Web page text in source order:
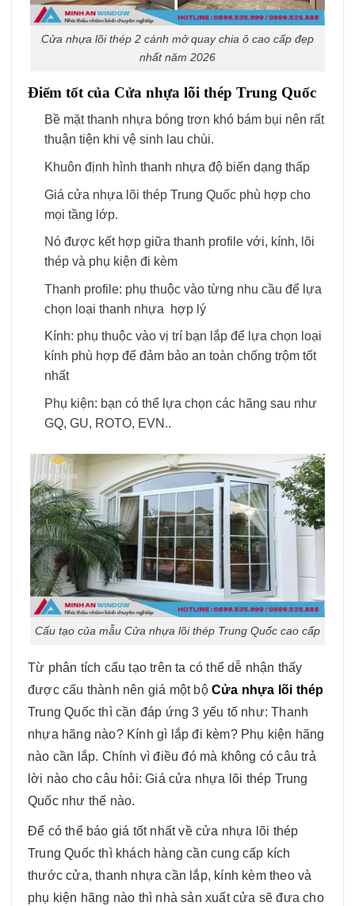
Cửa nhựa lõi thép 2 cánh mở quay chia ô cao cấp đẹp
nhất năm 2026
Điểm tốt của Cửa nhựa lõi thép Trung Quốc
Bề mặt thanh nhựa bóng trơn khó bám bụi nên rất
thuận tiện khi vệ sinh lau chùi.
Khuôn định hình thanh nhựa độ biến dạng thấp
Giá cửa nhựa lõi thép Trung Quốc phù hợp cho
mọi tầng lớp.
Nó được kết hợp giữa thanh profile với, kính, lõi
thép và phụ kiện đi kèm
Thanh profile: phụ thuộc vào từng nhu cầu để lựa
chọn loại thanh nhựa hợp lý
Kính: phụ thuộc vào vị trí bạn lắp để lựa chọn loại
kính phù hợp để đảm bảo an toàn chống trộm tốt
nhất
Phụ kiện: bạn có thể lựa chọn các hãng sau như
GQ, GU, ROTO, EVN..
Cấu tạo của mẫu Cửa nhựa lõi thép Trung Quốc cao cấp
Từ phân tích cấu tạo trên ta có thể dễ nhận thấy
được cấu thành nên giá một bộ Cửa nhựa lõi thép
Trung Quốc thì cần đáp ứng 3 yếu tố như: Thanh
nhựa hãng nào? Kính gì lắp đi kèm? Phụ kiện hãng
nào cần lắp. Chính vì điều đó mà không có câu trả
lời nào cho câu hỏi: Giá cửa nhựa lõi thép Trung
Quốc như thế nào.
Để có thể báo giá tốt nhất về cửa nhựa lõi thép
Trung Quốc thì khách hàng cần cung cấp kích
thước cửa, thanh nhựa cần lắp, kính kèm theo và
phụ kiện hãng nào thì nhà sản xuất cửa sẽ đưa cho